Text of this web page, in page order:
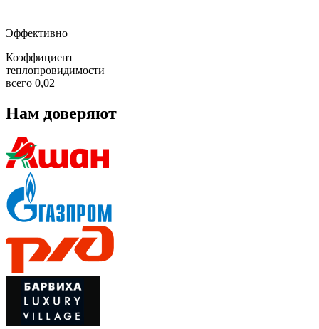
Эффективно
Коэффициент
теплопровидимости
всего 0,02
Нам доверяют